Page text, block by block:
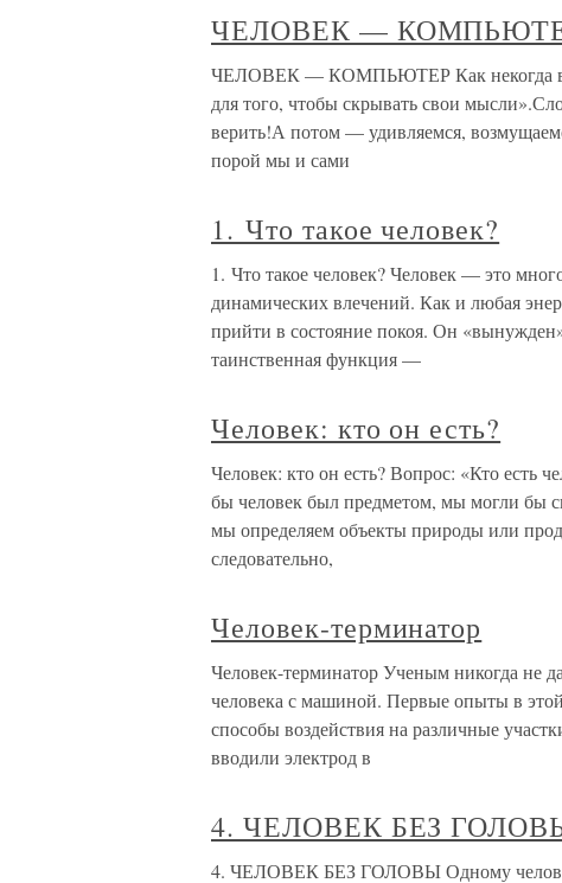
ЧЕЛОВЕК —
ЧЕЛОВЕК — КОМПЬЮТЕР Как некогда
для того, чтобы скрывать свои
верить!А потом — удивляемся,
порой мы и сами
1. Что такое человек?
1. Что такое человек? Человек — это
динамических влечений. Как и любая
прийти в состояние покоя. Он
таинственная функция —
Человек: кто он есть?
Человек: кто он есть? Вопрос: «Кто есть
бы человек был предметом, мы могли бы
мы определяем объекты природы или
следовательно,
Человек-терминатор
Человек-терминатор Ученым никогда не
человека с машиной. Первые опыты в
способы воздействия на различные
вводили электрод в
4. ЧЕЛОВЕК БЕЗ
4. ЧЕЛОВЕК БЕЗ ГОЛОВЫ Одному